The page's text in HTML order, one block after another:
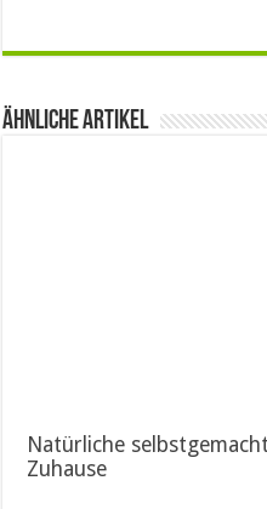
Ähnliche Artikel
Natürliche
Zuhause